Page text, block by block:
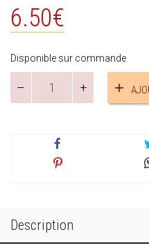
6.50€
Disponible sur commande
Bracelet
Description